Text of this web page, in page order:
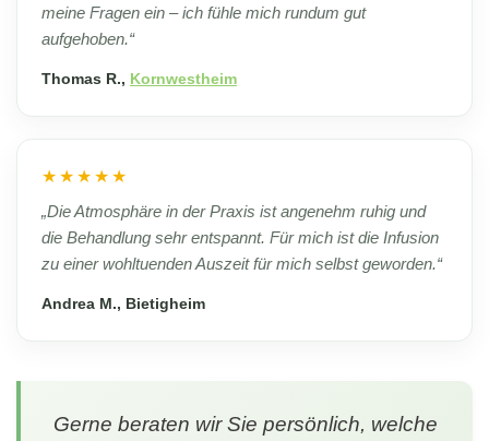
meine Fragen ein – ich fühle mich rundum gut
aufgehoben.“
Thomas R., Kornwestheim
★★★★★
„Die Atmosphäre in der Praxis ist angenehm ruhig und
die Behandlung sehr entspannt. Für mich ist die Infusion
zu einer wohltuenden Auszeit für mich selbst geworden.“
Andrea M., Bietigheim
Gerne beraten wir Sie persönlich, welche